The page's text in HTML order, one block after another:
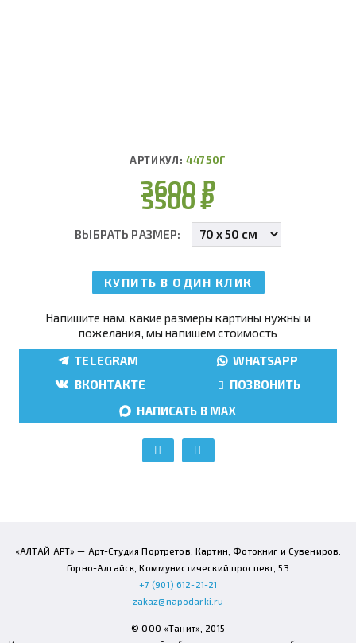
АРТИКУЛ: 44750Г
3600 ₽
5500₽
ВЫБРАТЬ РАЗМЕР:
КУПИТЬ В ОДИН КЛИК
Напишите нам, какие размеры картины нужны и
пожелания, мы напишем стоимость
TELEGRAM
WHATSAPP
ВКОНТАКТЕ
ПОЗВОНИТЬ
НАПИСАТЬ В MAX
«АЛТАЙ АРТ» — Арт-Студия Портретов, Картин, Фотокниг и Сувениров.
Горно-Алтайск, Коммунистический проспект, 53
+7 (901) 612-21-21
zakaz@napodarki.ru
© ООО «Танит», 2015